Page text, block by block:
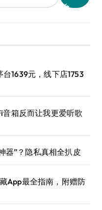
1639元，线下店1753
箱反而让我更爱听歌
器”？隐私真相全扒皮
App最全指南，附赠防